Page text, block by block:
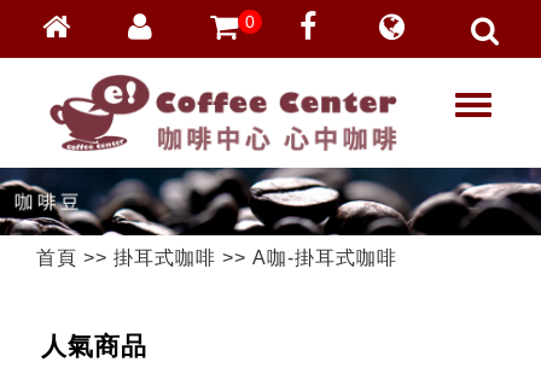
會員登入
忘記密碼
加入會員
VIP登入
VIP申請
0
T
g
l
e
首頁 >> 掛耳式咖啡 >> A咖-掛耳式咖啡
人氣商品